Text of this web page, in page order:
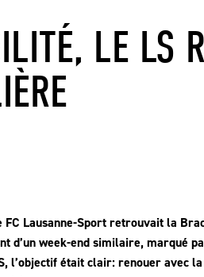
LE LS
Lausanne-Sport retrouvait la
d’un week-end similaire, marqué
l’objectif était clair: renouer avec